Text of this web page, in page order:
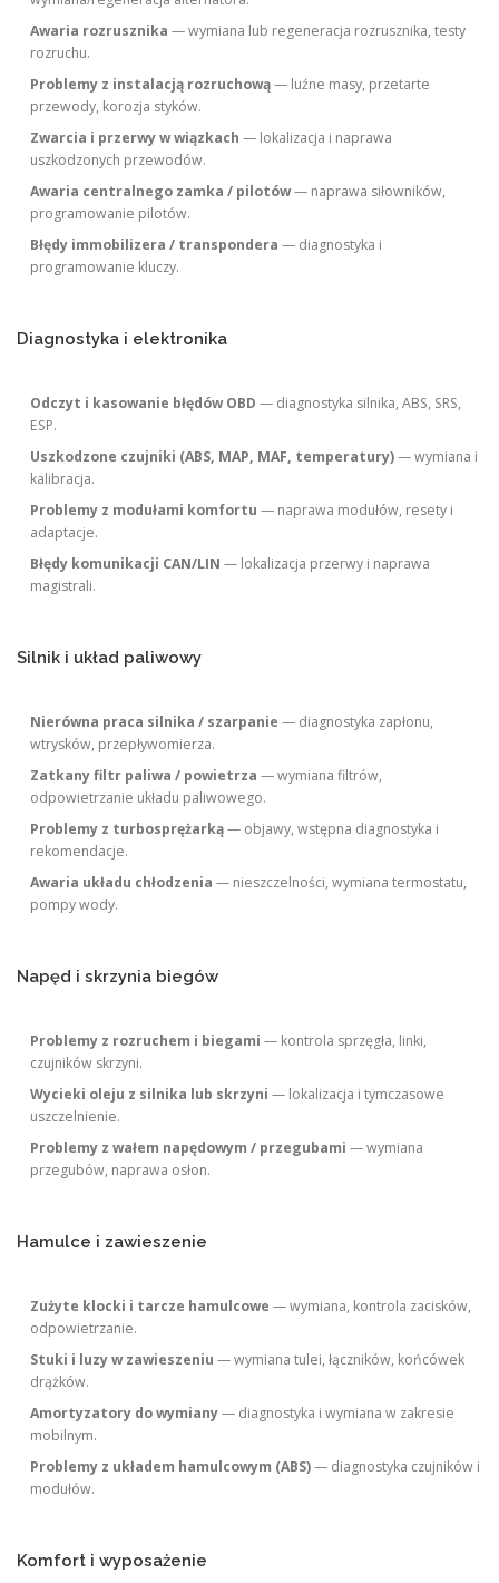
Awaria rozrusznika — wymiana lub regeneracja rozrusznika, testy
rozruchu.
Problemy z instalacją rozruchową— luźne masy, przetarte
przewody, korozja styków.
Zwarcia i przerwy w wiązkach — lokalizacja i naprawa
uszkodzonych przewodów.
Awaria centralnego zamka / pilotów— naprawa siłowników,
programowanie pilotów.
Błędy immobilizera / transpondera — diagnostyka i
programowanie kluczy.
Diagnostyka i elektronika
Odczyt i kasowanie błędów OBD — diagnostyka silnika, ABS, SRS,
ESP.
Uszkodzone czujniki (ABS, MAP, MAF, temperatury)— wymiana i
kalibracja.
Problemy z modułami komfortu — naprawa modułów, resety i
adaptacje.
Błędy komunikacji CAN/LIN — lokalizacja przerwy i naprawa
magistrali.
Silnik i układ paliwowy
Nierówna praca silnika / szarpanie — diagnostyka zapłonu,
wtrysków, przepływomierza.
Zatkany filtr paliwa / powietrza — wymiana filtrów,
odpowietrzanie układu paliwowego.
Problemy z turbosprężarką— objawy, wstępna diagnostyka i
rekomendacje.
Awaria układu chłodzenia — nieszczelności, wymiana termostatu,
pompy wody.
Napęd i skrzynia biegów
Problemy z rozruchem i biegami — kontrola sprzęgła, linki,
czujników skrzyni.
Wycieki oleju z silnika lub skrzyni — lokalizacja i tymczasowe
uszczelnienie.
Problemy z wałem napędowym / przegubami — wymiana
przegubów, naprawa osłon.
Hamulce i zawieszenie
Zużyte klocki i tarcze hamulcowe — wymiana, kontrola zacisków,
odpowietrzanie.
Stuki i luzy w zawieszeniu — wymiana tulei, łączników, końcówek
drążków.
Amortyzatory do wymiany— diagnostyka i wymiana w zakresie
mobilnym.
Problemy z układem hamulcowym (ABS)— diagnostyka czujników i
modułów.
Komfort i wyposażenie